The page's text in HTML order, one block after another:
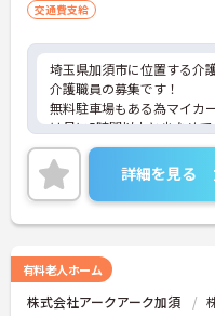
交通費支給
埼玉県加須市に位置する介
介護職員の募集です！
無料駐車場もある為マイカ
は月に5時間以内と少なめ
との両立もしやすい環境で
く安心して働くことができま
こちらの求人にご興味がご
ントもお伝えしますので是
ます。
詳細を見る
有料老人ホーム
株式会社アークアーク加須